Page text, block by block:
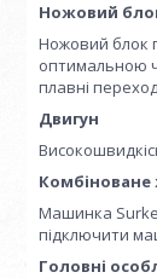
Ножовий
Ножовий блок
оптимальною
плавні
Двигун
Машинка
підключити
Головні